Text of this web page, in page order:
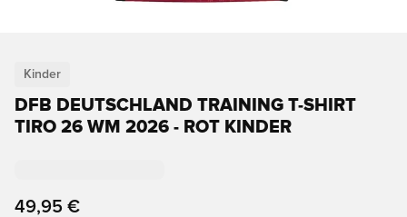
Kinder
DFB DEUTSCHLAND TRAINING T-SHIRT
TIRO 26 WM 2026 - ROT KINDER
49,95 €